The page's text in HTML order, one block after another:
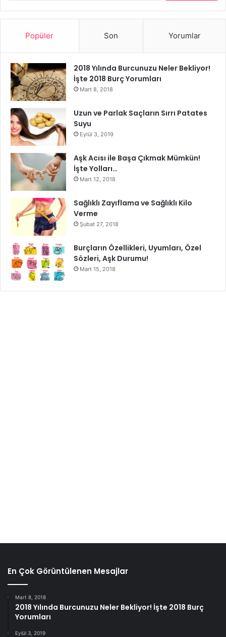
Ailesinde kalıtsal bir hastalık olan çiftler için oldukça
Gebelikte Genetik Danışma
Popüler Son Yorumlar
2018 Yılında Burcunuzu Neler Bekliyor!
İşte 2018 Burç Yorumları
Mart 8, 2018
Uzun ve Parlak Saçların Sırrı Patates
Suyu
Eylül 3, 2019
Aşk Acısı ile Başa Çıkmak Mümkün!
İşte Yolları…
Mart 12, 2018
Sağlıklı Zayıflama ve Sağlıklı Kilo
Verme
Şubat 27, 2018
Burçların Özellikleri, Uyumları, Özel
Sözleri, Aşk Durumu!
Mart 15, 2018
En Çok Görüntülenen Mesajlar
Mart 8, 2018
2018 Yılında Burcunuzu Neler Bekliyor! İşte 2018 Burç
Yorumları
Eylül 3, 2019